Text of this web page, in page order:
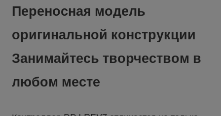
Переносная модель
оригинальной конструкции
Занимайтесь творчеством в
любом месте